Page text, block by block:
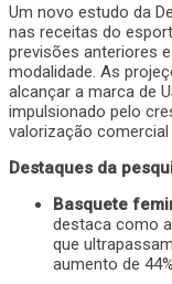
Um novo estudo da
nas receitas do
previsões anteriores
modalidade. As
alcançar a marca de
impulsionado pelo
valorização
Destaques da
Basquete
destaca como
que
aumento de